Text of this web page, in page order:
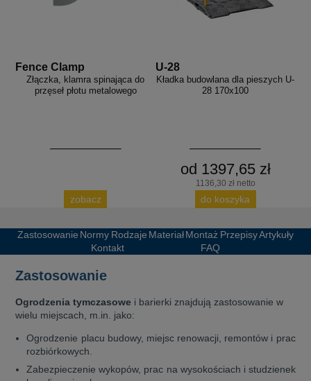
Fence Clamp
Złączka, klamra spinająca do
przęseł płotu metalowego
zobacz
U-28
Kładka budowlana dla pieszych U-
28 170x100
od 1397,65 zł
1136,30 zł netto
do koszyka
Zastosowanie Normy Rodzaje MateriałMontaż PrzepisyArtykuły
Kontakt
FAQ
Zastosowanie
Ogrodzenia tymczasowe i barierki znajdują zastosowanie w
wielu miejscach, m.in. jako:
Ogrodzenie placu budowy, miejsc renowacji, remontów i prac
rozbiórkowych.
Zabezpieczenie wykopów, prac na wysokościach i studzienek